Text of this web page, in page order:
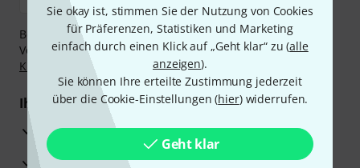
Sie okay ist, stimmen Sie der Nutzung von Cookies
für Präferenzen, Statistiken und Marketing
einfach durch einen Klick auf „Geht klar“ zu (alle
anzeigen).
Sie können Ihre erteilte Zustimmung jederzeit
über die Cookie-Einstellungen (hier) widerrufen.
Geht klar
Bezahlen Sie vertraulich und sicher per Nachnahme,
Vorkasse, PayPal, Amazon Pay,Klarna Sofort bezahlen
Klarna Ratenzahlung
oder Kreditkarte.
Ihre Vorteile
3 Jahre Thomann Garantie
30 Tage Money-Back-Garantie